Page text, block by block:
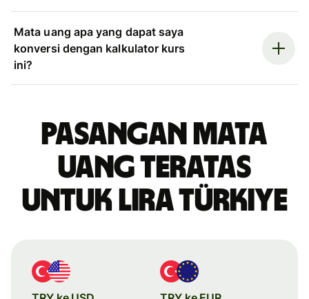
Mata uang apa yang dapat saya
konversi dengan kalkulator kurs
ini?
Pasangan mata
uang teratas
untuk lira Türkiye